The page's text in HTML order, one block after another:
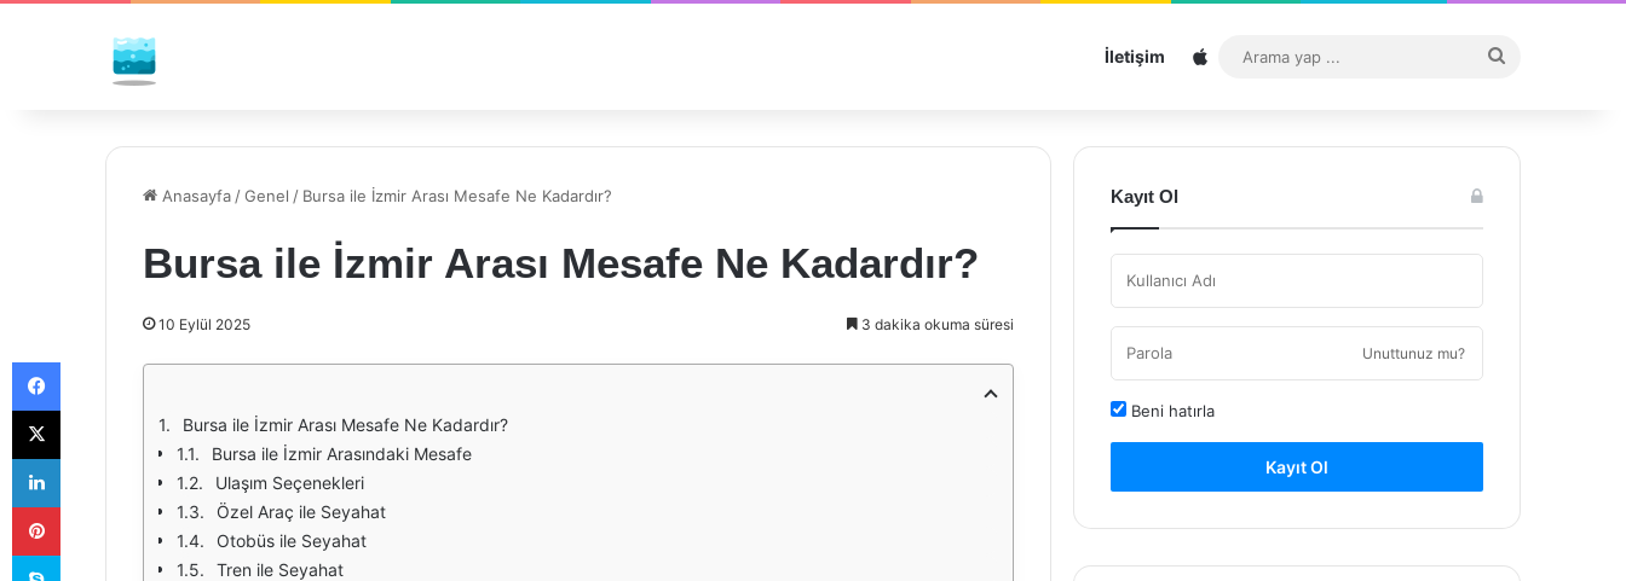
İletişim Sitemap
...
Anasayfa /Genel / Bursa ile İzmir Arası Mesafe Ne Kadardır?
Bursa ile İzmir Arası Mesafe Ne Kadardır?
10 Eylül 2025 3 dakika okuma süresi
Bursa ile İzmir Arası Mesafe Ne Kadardır?
Bursa ile İzmir Arasındaki Mesafe
Ulaşım Seçenekleri
Özel Araç ile Seyahat
Otobüs ile Seyahat
Tren ile Seyahat
Kayıt Ol
Unuttunuz mu?
Beni hatırla
Kayıt Ol
Facebook
X
LinkedIn
Pinterest
Skype